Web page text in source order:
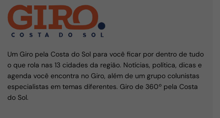
Um Giro pela Costa do Sol para você ficar por dentro de tudo
o que rola nas 13 cidades da região. Notícias, política, dicas e
agenda você encontra no Giro, além de um grupo colunistas
especialistas em temas diferentes. Giro de 360º pela Costa
do Sol.